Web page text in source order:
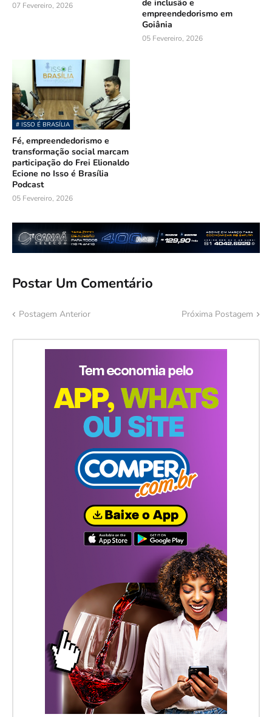
07 Fevereiro, 2026
de inclusão e
empreendedorismo em
Goiânia
05 Fevereiro, 2026
# ISSO É BRASÍLIA
Fé, empreendedorismo e
transformação social marcam
participação do Frei Elionaldo
Ecione no Isso é Brasília
Podcast
05 Fevereiro, 2026
Postar Um Comentário
Postagem Anterior Próxima Postagem